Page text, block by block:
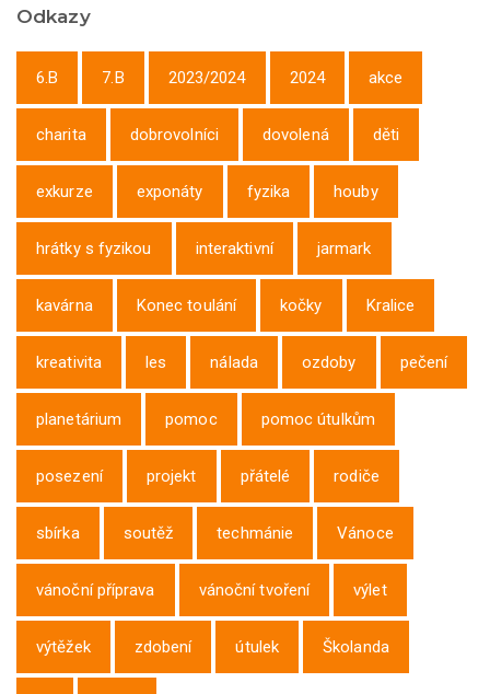
Odkazy
6.B 7.B 2023/2024 2024 akce
charita dobrovolníci dovolená děti
exkurze exponáty fyzika houby
hrátky s fyzikou interaktivní jarmark
kavárna Konec toulání kočky Kralice
kreativita les nálada ozdoby pečení
planetárium pomoc pomoc útulkům
posezení projekt přátelé rodiče
sbírka soutěž techmánie Vánoce
vánoční příprava vánoční tvoření výlet
výtěžek zdobení útulek Školanda